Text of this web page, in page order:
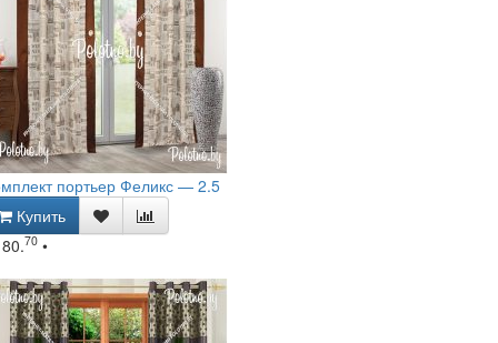
портьер Феликс — 2.5
Купить
70 •